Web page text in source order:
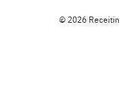
RECEITAS
© 2026